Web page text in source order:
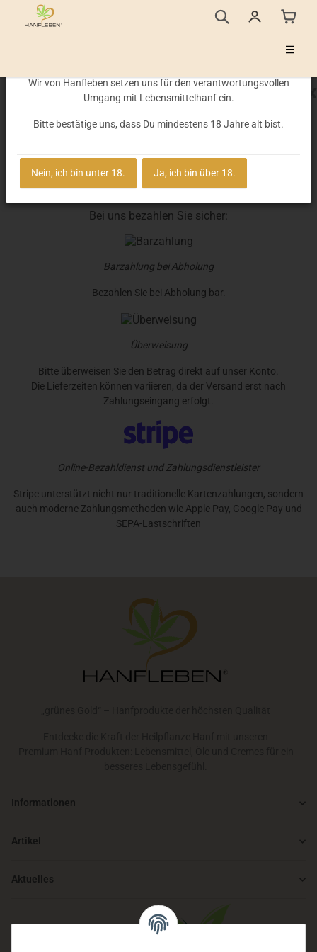
Versandkostenfrei ab einem Bestellwert von 50,- €
Sichere Zahlung
Bei uns bezahlen Sie sicher:
Barzahlung bei Abholung
Bezahlen Sie bei Abholung bar.
Überweisung
Bitte überweisen Sie den Betrag direkt auf unser Konto.
Die Lieferzeiten können variieren, da der Versand erst nach
Zahlungseingang erfolgt.
Online-Bezahldienst und Zahlungsdienstleister
Stripe unterstützt nicht nur traditionelle Kartenzahlungen, sondern
auch moderne Zahlungsmethoden wie Apple Pay, Google Pay und
SEPA-Lastschriften
Informationen
Artikel
Aktuelles
Wir von Hanfleben setzen uns für den verantwortungsvollen
Umgang mit Lebensmittelhanf ein.
Bitte bestätige uns, dass Du mindestens 18 Jahre alt bist.
Nein, ich bin unter 18. Ja, ich bin über 18.